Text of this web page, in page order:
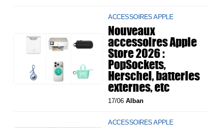
ACCESSOIRES APPLE
Nouveaux
accessoires Apple
Store 2026 :
PopSockets,
Herschel, batteries
externes, etc
17/06Alban
ACCESSOIRES APPLE